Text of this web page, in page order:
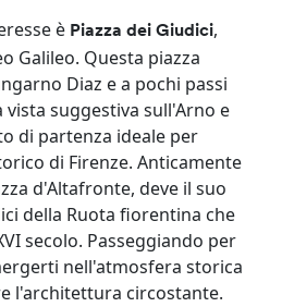
è Piazza dei Giudici,
Galileo. Questa piazza
Diaz e a pochi passi
suggestiva sull'Arno e
di partenza ideale per
di Firenze. Anticamente
d'Altafronte, deve il suo
della Ruota fiorentina che
secolo. Passeggiando per
nell'atmosfera storica
l'architettura circostante.